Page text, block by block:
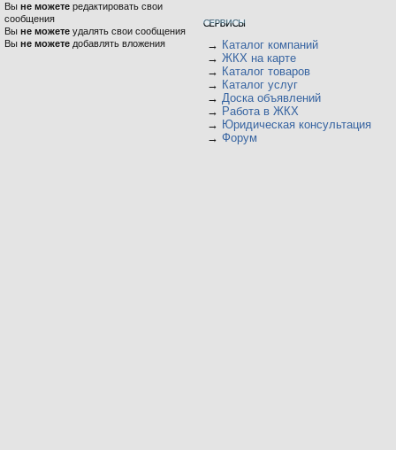
Вы не можете редактировать свои
сообщения
Вы не можете удалять свои сообщения
Вы не можете добавлять вложения → Каталог компаний
→ ЖКХ на карте
→ Каталог товаров
→ Каталог услуг
→ Доска объявлений
→ Работа в ЖКХ
→ Юридическая консультация
→ Форум